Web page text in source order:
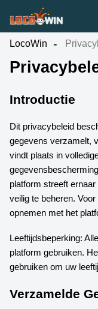
LocoWin
Introductie
Dit privacybeleid
gegevens verzamelt,
vindt plaats in
platform streeft
veilig te beheren.
opnemen met het
Leeftijdsbeperking:
platform gebruiken.
gebruiken om uw
Verzamelde